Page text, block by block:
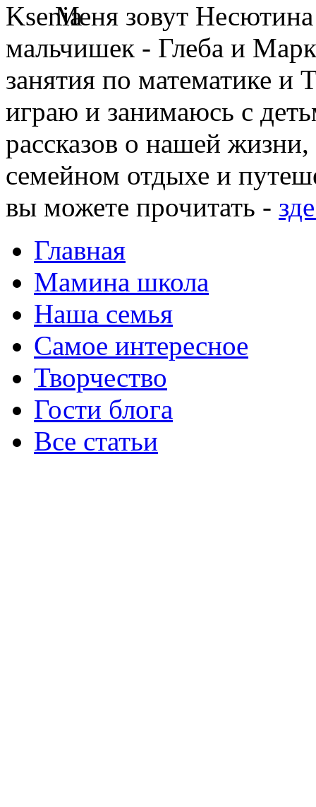
Меня зовут
мальчишек - Глеба и
занятия по математике
играю и занимаюсь с
рассказов о нашей
семейном отдыхе и
вы можете прочитать -
Главная
Мамина школа
Наша семья
Самое интересное
Творчество
Гости блога
Все статьи